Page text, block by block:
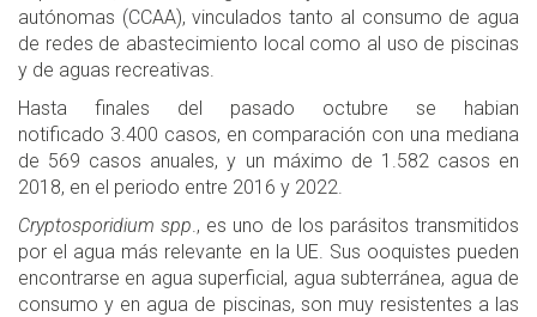
autónomas (CCAA), vinculados tanto al consumo de agua
de redes de abastecimiento local como al uso de piscinas
y de aguas recreativas.
Hasta finales del pasado octubre se habian
notificado 3.400 casos, en comparación con una mediana
de 569 casos anuales, y un máximo de 1.582 casos en
2018, en el periodo entre 2016 y 2022.
Cryptosporidium spp ., es uno de los parásitos transmitidos
por el agua más relevante en la UE. Sus ooquistes pueden
encontrarse en agua superficial, agua subterránea, agua de
consumo y en agua de piscinas, son muy resistentes a las